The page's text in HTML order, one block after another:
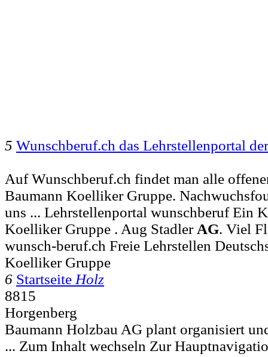
5 Wunschberuf.ch das Lehrstellenportal
Auf Wunschberuf.ch findet man alle
Baumann Koelliker Gruppe.
uns ... Lehrstellenportal wunschberuf Ein
Koelliker Gruppe . Aug Stadler AG. Viel
wunsch-beruf.ch Freie Lehrstellen
Koelliker Gruppe
6 Startseite Holz
8815
Horgenberg
Baumann Holzbau AG plant organisiert
... Zum Inhalt wechseln Zur